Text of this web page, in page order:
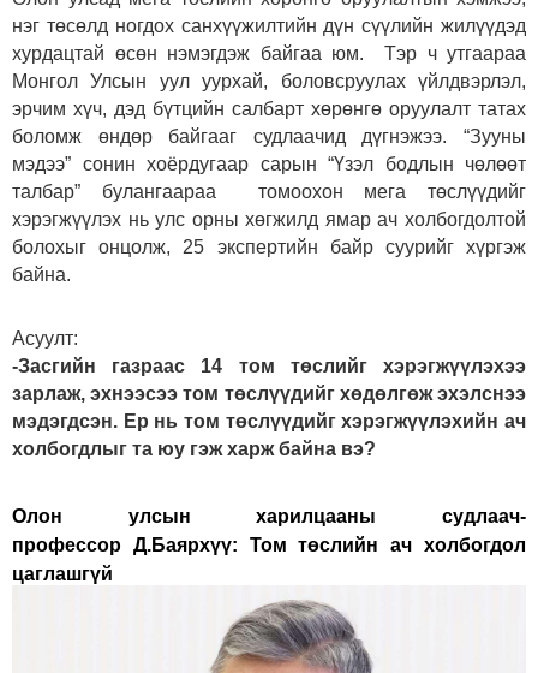
нэг төсөлд ногдох санхүүжилтийн дүн сүүлийн жилүүдэд
хурдацтай өсөн нэмэгдэж байгаа юм. Тэр ч утгаараа
Монгол Улсын уул уурхай, боловсруулах үйлдвэрлэл,
эрчим хүч, дэд бүтцийн салбарт хөрөнгө оруулалт татах
боломж өндөр байгааг судлаачид дүгнэжээ. “Зууны
мэдээ” сонин хоёрдугаар сарын “Үзэл бодлын чөлөөт
талбар” булангаараа томоохон мега төслүүдийг
хэрэгжүүлэх нь улс орны хөгжилд ямар ач холбогдолтой
болохыг онцолж, 25 экспертийн байр суурийг хүргэж
байна.
Асуулт:
-Засгийн газраас 14 том төслийг хэрэгжүүлэхээ
зарлаж, эхнээсээ том төслүүдийг хөдөлгөж эхэлснээ
мэдэгдсэн. Ер нь том төслүүдийг хэрэгжүүлэхийн ач
холбогдлыг та юу гэж харж байна вэ?
Олон улсын харилцааны судлаач-
профессор Д.Баярхүү: Том төслийн ач холбогдол
цаглашгүй